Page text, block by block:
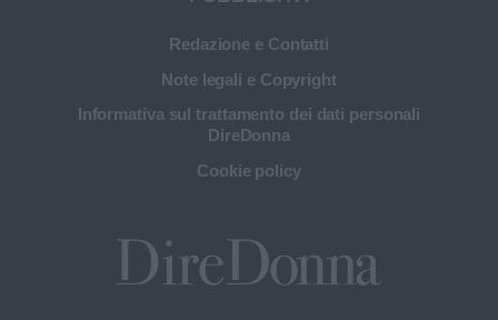
Redazione e Contatti
Note legali e Copyright
Informativa sul trattamento dei dati personali
DireDonna
Cookie policy